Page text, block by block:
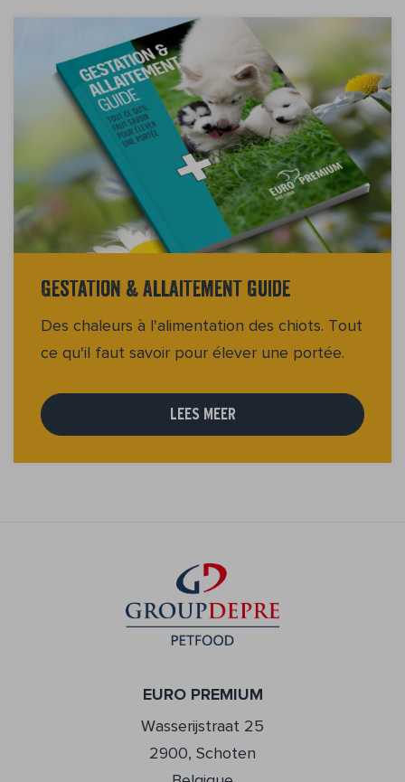
Gestation & Allaitement Guide
Des chaleurs à l'alimentation des chiots. Tout
ce qu'il faut savoir pour élever une portée.
LEES MEER
EURO PREMIUM
Wasserijstraat 25
2900, Schoten